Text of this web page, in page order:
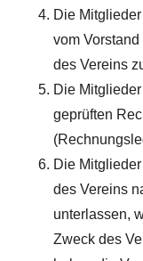
Die
vom
des Vereins
Die
geprüften
Die
des Vereins
unterlassen,
Zweck des